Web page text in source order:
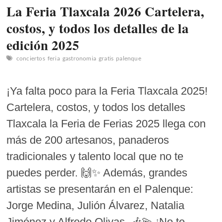
La Feria Tlaxcala 2026 Cartelera,
costos, y todos los detalles de la
edición 2025
conciertos feria gastronomia gratis palenque
¡Ya falta poco para la Feria Tlaxcala 2025!
Cartelera, costos, y todos los detalles
Tlaxcala la Feria de Ferias 2025 llega con
más de 200 artesanos, panaderos
tradicionales y talento local que no te
puedes perder. 🙌✨ Además, grandes
artistas se presentarán en el Palenque:
Jorge Medina, Julión Álvarez, Natalia